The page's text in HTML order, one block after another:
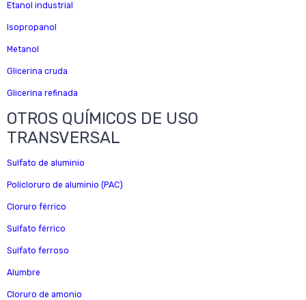
Etanol industrial
Isopropanol
Metanol
Glicerina cruda
Glicerina refinada
OTROS QUÍMICOS DE USO
TRANSVERSAL
Sulfato de aluminio
Policloruro de aluminio (PAC)
Cloruro férrico
Sulfato férrico
Sulfato ferroso
Alumbre
Cloruro de amonio